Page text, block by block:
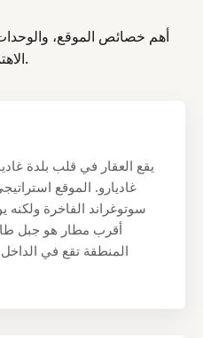
أهم خصائص الموقع،
الاهتمام.
يقع العقار في قلب بلدة
غاديارو. الموقع
سوتوغراند الفاخرة ولكنه
المنطقة تقع في